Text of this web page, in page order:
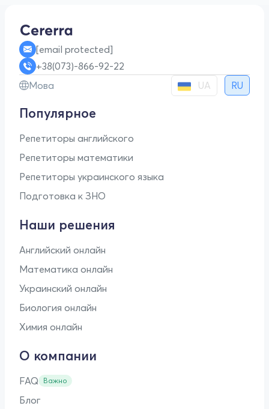
[email protected]
+38(073)-866-92-22
Мова
UA RU
Популярное
Репетиторы английского
Репетиторы математики
Репетиторы украинского языка
Подготовка к ЗНО
Наши решения
Английский онлайн
Математика онлайн
Украинский онлайн
Биология онлайн
Химия онлайн
О компании
FAQ Важно
Блог